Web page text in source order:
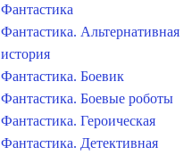
Фантастика
Фантастика. Альтернативная
история
Фантастика. Боевик
Фантастика. Боевые роботы
Фантастика. Героическая
Фантастика. Детективная